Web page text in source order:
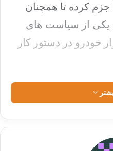
کرده تا همچنان
یکی از سیاست های
خودرو در دستور کار
با اخبار منتشر شده
از این
را به تداوم